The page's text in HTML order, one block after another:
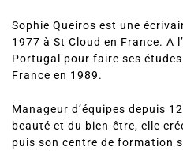
Sophie Queiros est une
1977 à St Cloud en France. A
Portugal pour faire ses
France en 1989.
Manageur d’équipes depuis
beauté et du bien-être, elle
puis son centre de formation